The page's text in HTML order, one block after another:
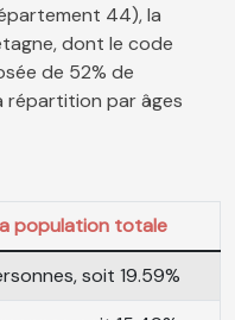
44), la
dont le code
de 52% de
répartition par âges
population totale
soit 19.59%